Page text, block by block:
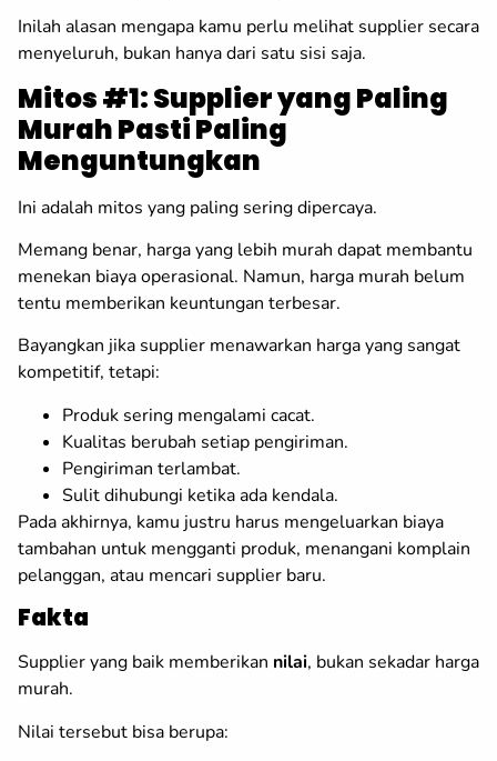
Inilah alasan mengapa kamu perlu melihat supplier secara
menyeluruh, bukan hanya dari satu sisi saja.
Mitos #1: Supplier yang Paling
Murah Pasti Paling
Menguntungkan
Ini adalah mitos yang paling sering dipercaya.
Memang benar, harga yang lebih murah dapat membantu
menekan biaya operasional. Namun, harga murah belum
tentu memberikan keuntungan terbesar.
Bayangkan jika supplier menawarkan harga yang sangat
kompetitif, tetapi:
Produk sering mengalami cacat.
Kualitas berubah setiap pengiriman.
Pengiriman terlambat.
Sulit dihubungi ketika ada kendala.
Pada akhirnya, kamu justru harus mengeluarkan biaya
tambahan untuk mengganti produk, menangani komplain
pelanggan, atau mencari supplier baru.
Fakta
Supplier yang baik memberikan nilai, bukan sekadar harga
murah.
Nilai tersebut bisa berupa: